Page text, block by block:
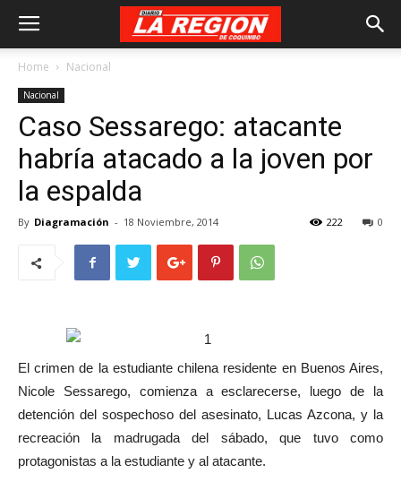
Home Nacional
Nacional
Caso Sessarego: atacante
habría atacado a la joven por
la espalda
By Diagramación - 18 Noviembre, 2014 0
222
El crimen de la estudiante chilena residente en Buenos Aires,
Nicole Sessarego, comienza a esclarecerse, luego de la
detención del sospechoso del asesinato, Lucas Azcona, y la
recreación la madrugada del sábado, que tuvo como
protagonistas a la estudiante y al atacante.